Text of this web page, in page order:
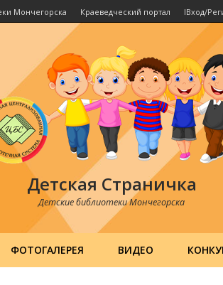
Мончегорска Краеведческий портал IВход/
Детская Страничка
Детские библиотеки Мончегорска
ФОТОГАЛЕРЕЯ ВИДЕО